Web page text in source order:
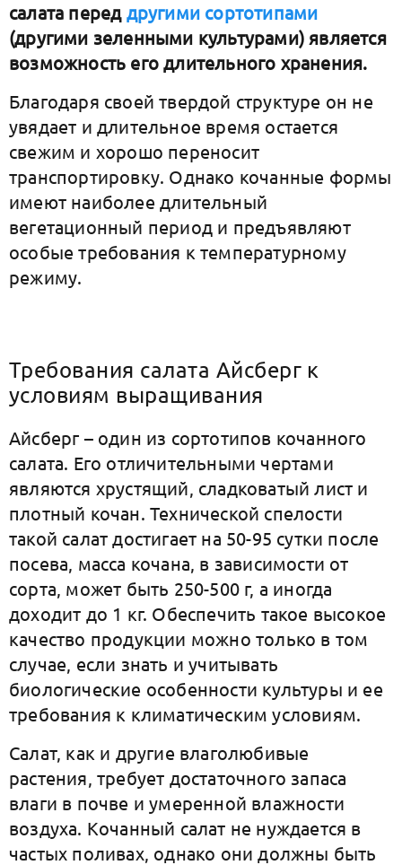
салата перед другими сортотипами
(другими зеленными культурами) является
возможность его длительного хранения.
Благодаря своей твердой структуре он не
увядает и длительное время остается
свежим и хорошо переносит
транспортировку. Однако кочанные формы
имеют наиболее длительный
вегетационный период и предъявляют
особые требования к температурному
режиму.
Требования салата Айсберг к
условиям выращивания
Айсберг – один из сортотипов кочанного
салата. Его отличительными чертами
являются хрустящий, сладковатый лист и
плотный кочан. Технической спелости
такой салат достигает на 50-95 сутки после
посева, масса кочана, в зависимости от
сорта, может быть 250-500 г, а иногда
доходит до 1 кг. Обеспечить такое высокое
качество продукции можно только в том
случае, если знать и учитывать
биологические особенности культуры и ее
требования к климатическим условиям.
Салат, как и другие влаголюбивые
растения, требует достаточного запаса
влаги в почве и умеренной влажности
воздуха. Кочанный салат не нуждается в
частых поливах, однако они должны быть